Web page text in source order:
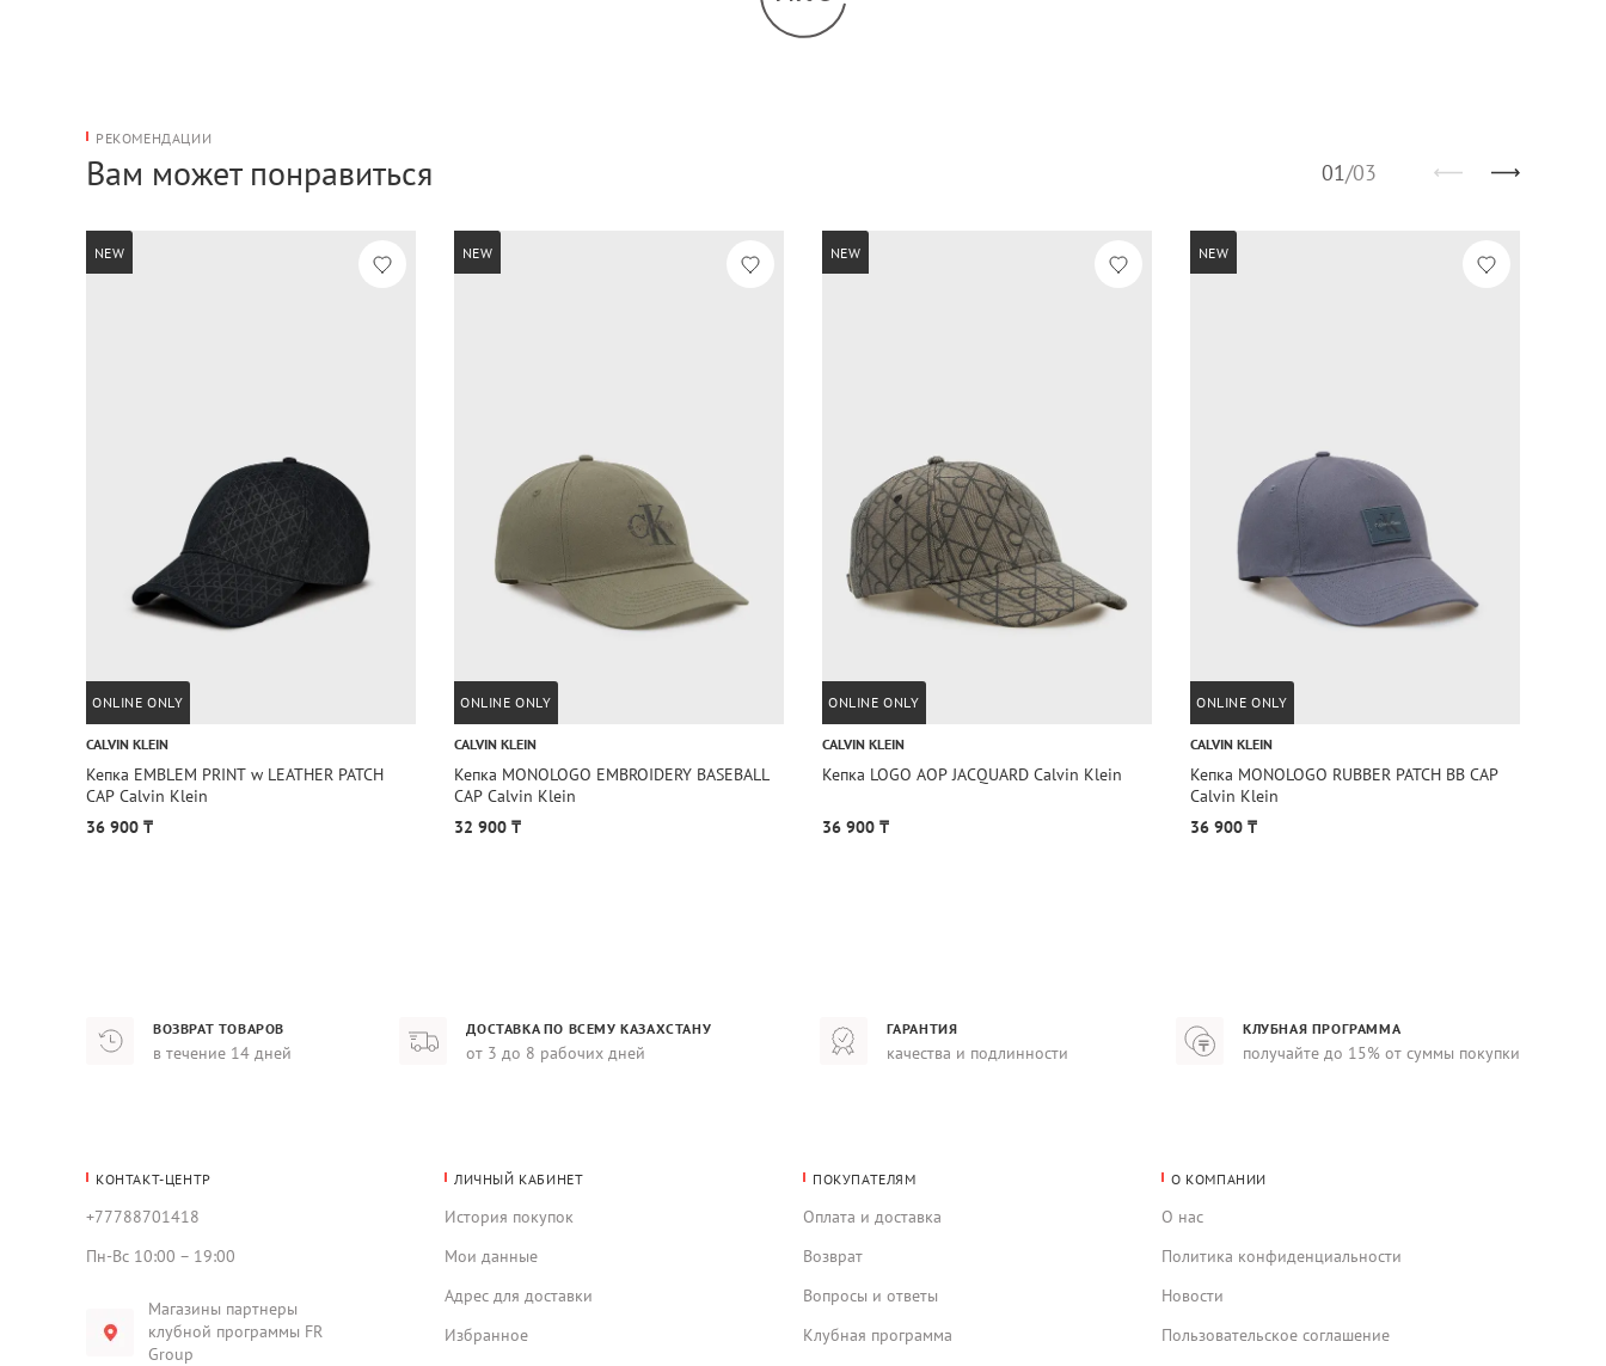
РЕКОМЕНДАЦИИ
Вам может понравиться 01/03
NEW
ONLINE ONLY
CALVIN KLEIN
Кепка EMBLEM PRINT w LEATHER PATCH
CAP Calvin Klein
36 900 ₸
NEW
ONLINE ONLY
CALVIN KLEIN
Кепка MONOLOGO EMBROIDERY BASEBALL
CAP Calvin Klein
32 900 ₸
NEW
ONLINE ONLY
CALVIN KLEIN
Кепка LOGO AOP JACQUARD Calvin Klein
36 900 ₸
NEW
ONLINE ONLY
CALVIN KLEIN
Кепка MONOLOGO RUBBER PATCH BB CAP
Calvin Klein
36 900 ₸
ВОЗВРАТ ТОВАРОВ
в течение 14 дней
ДОСТАВКА ПО ВСЕМУ КАЗАХСТАНУ
от 3 до 8 рабочих дней
ГАРАНТИЯ
качества и подлинности
КЛУБНАЯ ПРОГРАММА
получайте до 15% от суммы покупки
КОНТАКТ-ЦЕНТР
+77788701418
Пн-Вс 10:00 – 19:00
Магазины партнеры
клубной программы FR
Group
ЛИЧНЫЙ КАБИНЕТ
История покупок
Мои данные
Адрес для доставки
Избранное
ПОКУПАТЕЛЯМ
Оплата и доставка
Возврат
Вопросы и ответы
Клубная программа
О КОМПАНИИ
О нас
Политика конфиденциальности
Новости
Пользовательское соглашение